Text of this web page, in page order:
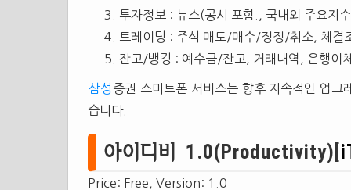
투자정보 : 뉴스(공시 포함., 국내외 주요지
트레이딩 : 주식 매도/매수/정정/취소, 체결
잔고/뱅킹 : 예수금/잔고, 거래내역, 은행이
삼성 증권 스마트폰 서비스는 향후 지속적인 업
습니다.
아이디비 1.0(Productivity)[
Price: Free, Version: 1.0